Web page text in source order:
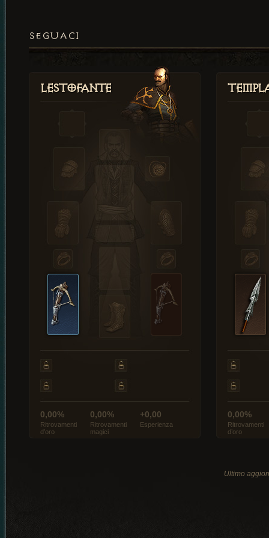
SEGUACI
Lestofante
0,00%
Ritrovamenti
d’oro
0,00%
Ritrovamenti
magici
+0,00
Esperienza
0,00%
Ritrovamenti
d’oro
Ultimo